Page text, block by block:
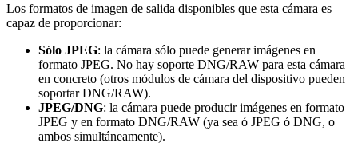
Los formatos de imagen de salida disponibles que esta cámara es
capaz de proporcionar:
Sólo JPEG: la cámara sólo puede generar imágenes en
formato JPEG. No hay soporte DNG/RAW para esta cámara
en concreto (otros módulos de cámara del dispositivo pueden
soportar DNG/RAW).
JPEG/DNG: la cámara puede producir imágenes en formato
JPEG y en formato DNG/RAW (ya sea ó JPEG ó DNG, o
ambos simultáneamente).